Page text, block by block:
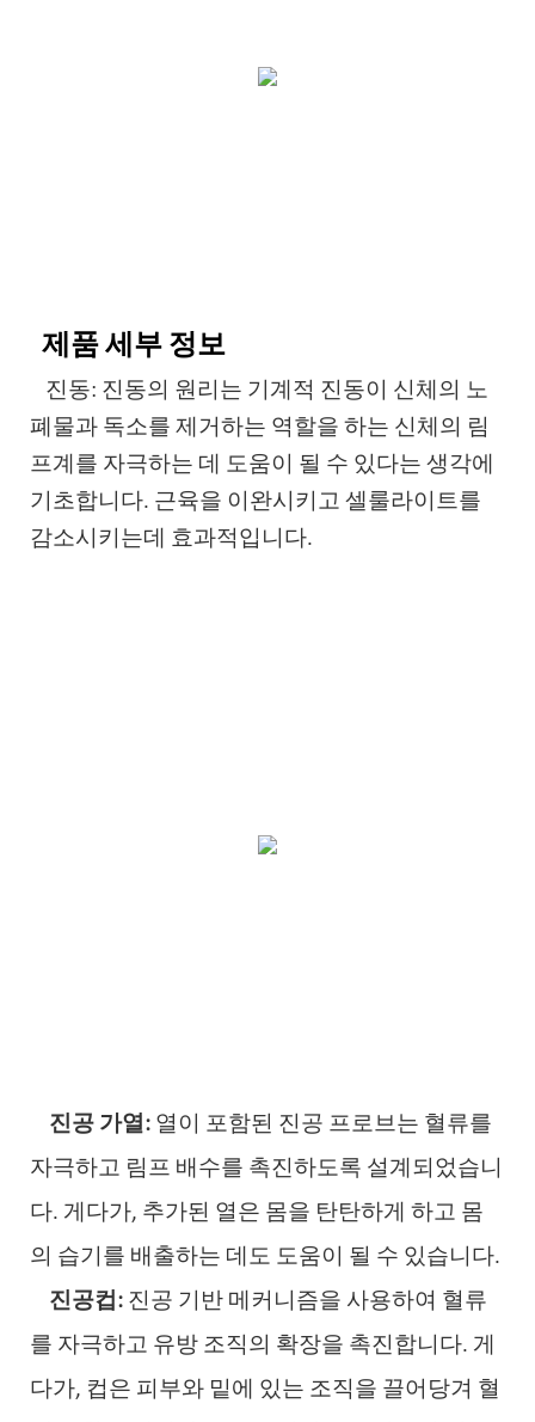
제품 세부 정보
진동: 진동의 원리는 기계적 진동이 신체의 노
폐물과 독소를 제거하는 역할을 하는 신체의 림
프계를 자극하는 데 도움이 될 수 있다는 생각에
기초합니다. 근육을 이완시키고 셀룰라이트를
감소시키는데 효과적입니다.
진공 가열: 열이 포함된 진공 프로브는 혈류를
자극하고 림프 배수를 촉진하도록 설계되었습니
다. 게다가, 추가된 열은 몸을 탄탄하게 하고 몸
의 습기를 배출하는 데도 도움이 될 수 있습니다.
진공컵: 진공 기반 메커니즘을 사용하여 혈류
를 자극하고 유방 조직의 확장을 촉진합니다. 게
다가, 컵은 피부와 밑에 있는 조직을 끌어당겨 혈